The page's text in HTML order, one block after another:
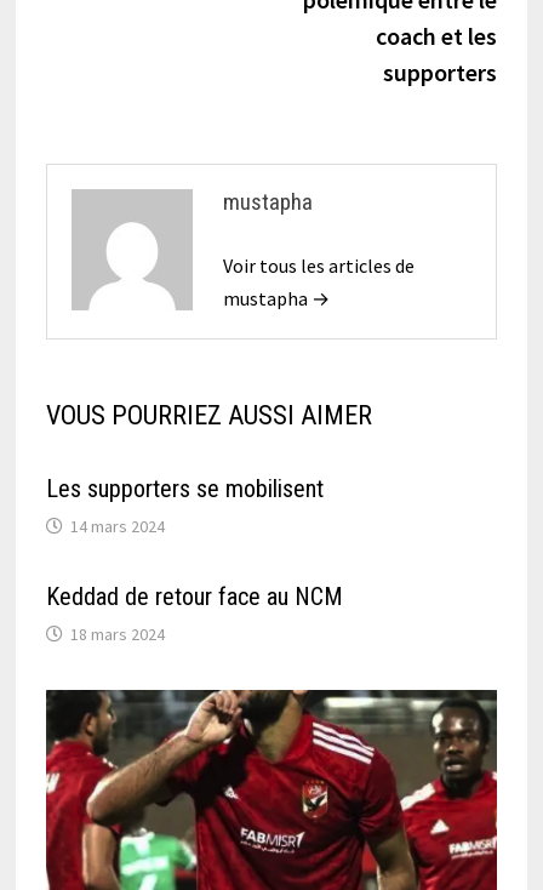
coach et les
supporters
mustapha
Voir tous les articles de
mustapha →
VOUS POURRIEZ AUSSI AIMER
Les supporters se mobilisent
14 mars 2024
Keddad de retour face au NCM
18 mars 2024